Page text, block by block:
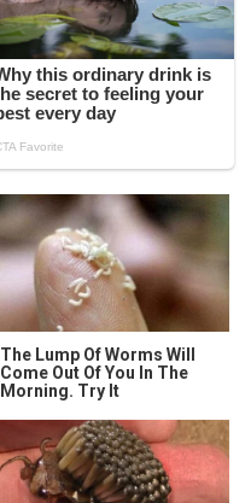
The Lump Of Worms Will
Come Out Of You In The
Morning. Try It